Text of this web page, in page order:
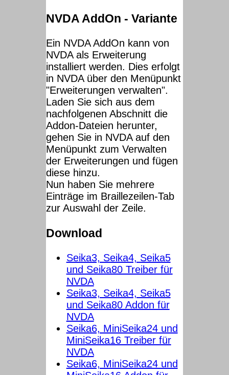
NVDA AddOn - Variante
Ein NVDA AddOn kann von
NVDA als Erweiterung
installiert werden. Dies erfolgt
in NVDA über den Menüpunkt
"Erweiterungen verwalten".
Laden Sie sich aus dem
nachfolgenen Abschnitt die
Addon-Dateien herunter,
gehen Sie in NVDA auf den
Menüpunkt zum Verwalten
der Erweiterungen und fügen
diese hinzu.
Nun haben Sie mehrere
Einträge im Braillezeilen-Tab
zur Auswahl der Zeile.
Download
Seika3, Seika4, Seika5
und Seika80 Treiber für
NVDA
Seika3, Seika4, Seika5
und Seika80 Addon für
NVDA
Seika6, MiniSeika24 und
MiniSeika16 Treiber für
NVDA
Seika6, MiniSeika24 und